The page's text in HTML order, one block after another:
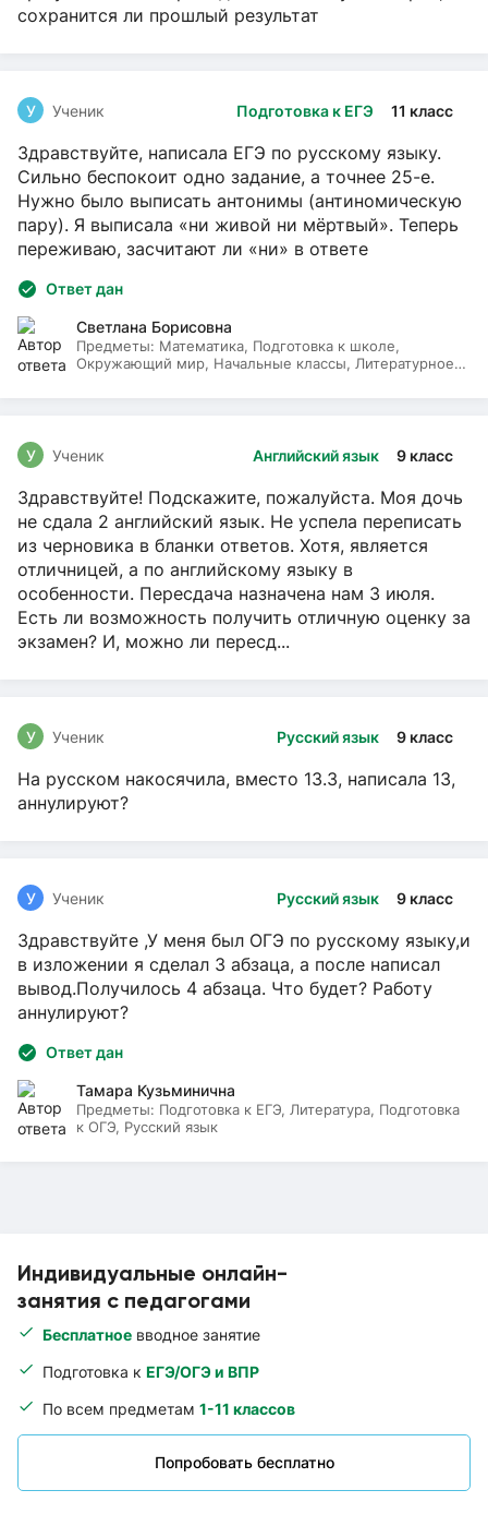
Индивидуальные онлайн-
занятия с педагогами
Бесплатное вводное занятие
Подготовка к ЕГЭ/ОГЭ и ВПР
По всем предметам 1-11 классов
Попробовать бесплатно
сохранится ли прошлый результат
Подготовка к ЕГЭ 11 класс
У Ученик
Здравствуйте, написала ЕГЭ по русскому языку.
Сильно беспокоит одно задание, а точнее 25-е.
Нужно было выписать антонимы (антиномическую
пару). Я выписала «ни живой ни мёртвый». Теперь
переживаю, засчитают ли «ни» в ответе
Ответ дан
Светлана Борисовна
Предметы: Математика, Подготовка к школе,
Окружающий мир, Начальные классы, Литературное
Английский язык 9 класс
У Ученик
Здравствуйте! Подскажите, пожалуйста. Моя дочь
не сдала 2 английский язык. Не успела переписать
из черновика в бланки ответов. Хотя, является
отличницей, а по английскому языку в
особенности. Пересдача назначена нам 3 июля.
Есть ли возможность получить отличную оценку за
экзамен? И, можно ли пересд...
Русский язык 9 класс
У Ученик
На русском накосячила, вместо 13.3, написала 13,
аннулируют?
Русский язык 9 класс
У Ученик
Здравствуйте ,У меня был ОГЭ по русскому языку,и
в изложении я сделал 3 абзаца, а после написал
вывод.Получилось 4 абзаца. Что будет? Работу
аннулируют?
Ответ дан
Тамара Кузьминична
Предметы: Подготовка к ЕГЭ, Литература, Подготовка
к ОГЭ, Русский язык